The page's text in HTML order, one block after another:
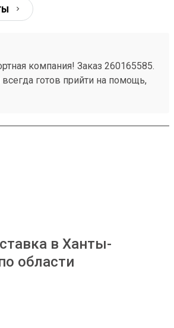
компания! Заказ 260165585.
готов прийти на помощь,
услуг, рекомендую всем,
в Ханты-
области